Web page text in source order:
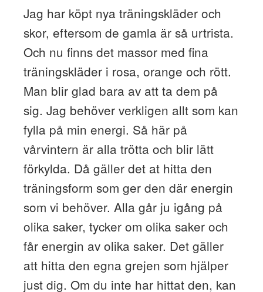
Jag har köpt nya träningskläder och
skor, eftersom de gamla är så urtrista.
Och nu finns det massor med fina
träningskläder i rosa, orange och rött.
Man blir glad bara av att ta dem på
sig. Jag behöver verkligen allt som kan
fylla på min energi. Så här på
vårvintern är alla trötta och blir lätt
förkylda. Då gäller det at hitta den
träningsform som ger den där energin
som vi behöver. Alla går ju igång på
olika saker, tycker om olika saker och
får energin av olika saker. Det gäller
att hitta den egna grejen som hjälper
just dig. Om du inte har hittat den, kan